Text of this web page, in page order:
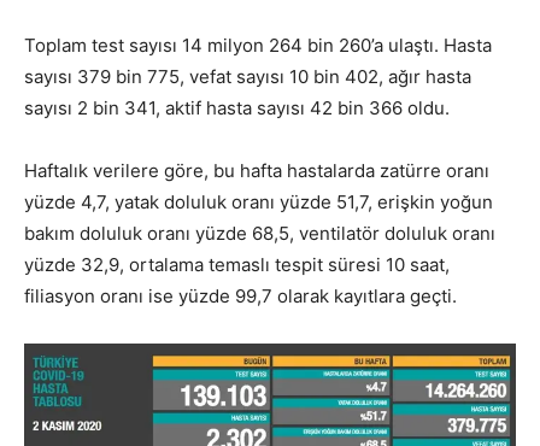
Toplam test sayısı 14 milyon 264 bin 260’a ulaştı. Hasta
sayısı 379 bin 775, vefat sayısı 10 bin 402, ağır hasta
sayısı 2 bin 341, aktif hasta sayısı 42 bin 366 oldu.
Haftalık verilere göre, bu hafta hastalarda zatürre oranı
yüzde 4,7, yatak doluluk oranı yüzde 51,7, erişkin yoğun
bakım doluluk oranı yüzde 68,5, ventilatör doluluk oranı
yüzde 32,9, ortalama temaslı tespit süresi 10 saat,
filiasyon oranı ise yüzde 99,7 olarak kayıtlara geçti.